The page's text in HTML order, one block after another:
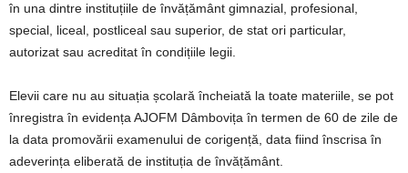
în una dintre instituțiile de învățământ gimnazial, profesional,
special, liceal, postliceal sau superior, de stat ori particular,
autorizat sau acreditat în condițiile legii.
Elevii care nu au situația școlară încheiată la toate materiile, se pot
înregistra în evidența AJOFM Dâmbovița în termen de 60 de zile de
la data promovării examenului de corigență, data fiind înscrisa în
adeverința eliberată de instituția de învățământ.